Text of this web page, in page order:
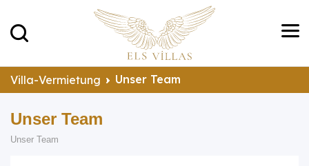
Villa-Vermietung Unser Team
Unser Team
Unser Team